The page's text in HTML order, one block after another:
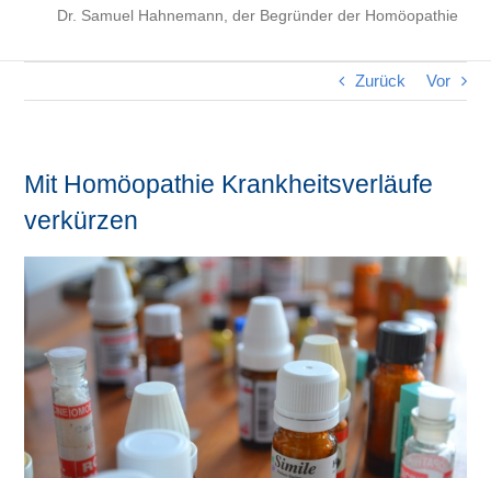
Dr. Samuel Hahnemann, der Begründer der Homöopathie
Zurück Vor
Mit Homöopathie Krankheitsverläufe
verkürzen